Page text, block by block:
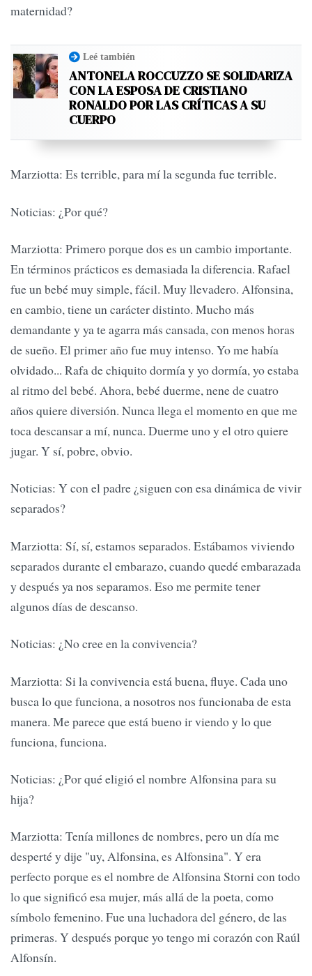
maternidad?
Leé también
ANTONELA ROCCUZZO SE SOLIDARIZA
CON LA ESPOSA DE CRISTIANO
RONALDO POR LAS CRÍTICAS A SU
CUERPO
Marziotta: Es terrible, para mí la segunda fue terrible.
Noticias: ¿Por qué?
Marziotta: Primero porque dos es un cambio importante.
En términos prácticos es demasiada la diferencia. Rafael
fue un bebé muy simple, fácil. Muy llevadero. Alfonsina,
en cambio, tiene un carácter distinto. Mucho más
demandante y ya te agarra más cansada, con menos horas
de sueño. El primer año fue muy intenso. Yo me había
olvidado... Rafa de chiquito dormía y yo dormía, yo estaba
al ritmo del bebé. Ahora, bebé duerme, nene de cuatro
años quiere diversión. Nunca llega el momento en que me
toca descansar a mí, nunca. Duerme uno y el otro quiere
jugar. Y sí, pobre, obvio.
Noticias: Y con el padre ¿siguen con esa dinámica de vivir
separados?
Marziotta: Sí, sí, estamos separados. Estábamos viviendo
separados durante el embarazo, cuando quedé embarazada
y después ya nos separamos. Eso me permite tener
algunos días de descanso.
Noticias: ¿No cree en la convivencia?
Marziotta: Si la convivencia está buena, fluye. Cada uno
busca lo que funciona, a nosotros nos funcionaba de esta
manera. Me parece que está bueno ir viendo y lo que
funciona, funciona.
Noticias: ¿Por qué eligió el nombre Alfonsina para su
hija?
Marziotta: Tenía millones de nombres, pero un día me
desperté y dije "uy, Alfonsina, es Alfonsina". Y era
perfecto porque es el nombre de Alfonsina Storni con todo
lo que significó esa mujer, más allá de la poeta, como
símbolo femenino. Fue una luchadora del género, de las
primeras. Y después porque yo tengo mi corazón con Raúl
Alfonsín.